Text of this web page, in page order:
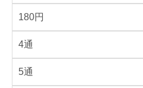
180円
4通
5通